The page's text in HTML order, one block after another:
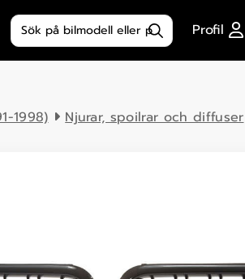
Produktsökning
Profil
1998) Njurar, spoilrar och diffuser